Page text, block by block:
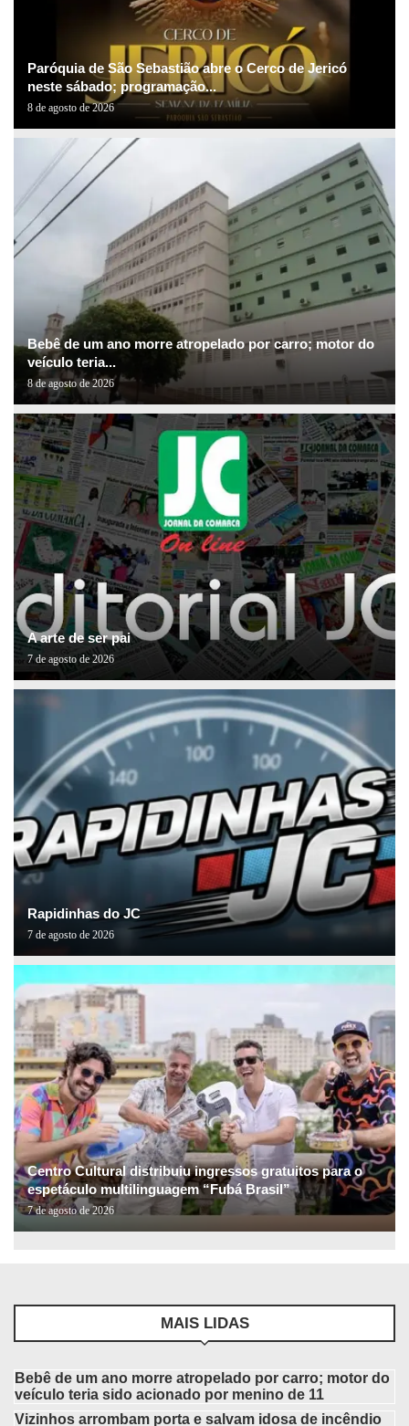
Paróquia de São Sebastião abre o Cerco de Jericó
neste sábado; programação...
8 de agosto de 2026
Bebê de um ano morre atropelado por carro; motor do
veículo teria...
8 de agosto de 2026
A arte de ser pai
7 de agosto de 2026
Rapidinhas do JC
7 de agosto de 2026
Centro Cultural distribuiu ingressos gratuitos para o
espetáculo multilinguagem “Fubá Brasil”
7 de agosto de 2026
MAIS LIDAS
Bebê de um ano morre atropelado por carro; motor do
veículo teria sido acionado por menino de 11
Vizinhos arrombam porta e salvam idosa de incêndio